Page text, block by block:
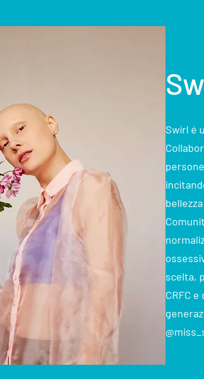
Swirl é
scelta,
CRFC